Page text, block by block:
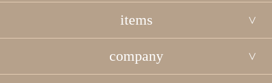
items
company